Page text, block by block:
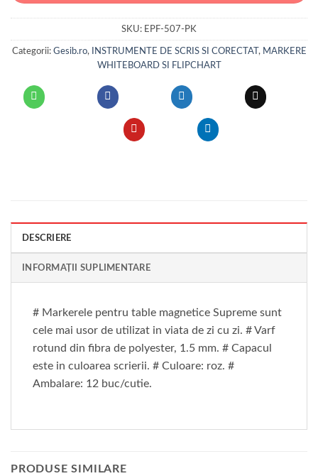
SKU: EPF-507-PK
Categorii: Gesib.ro, INSTRUMENTE DE SCRIS SI CORECTAT , MARKERE
WHITEBOARD SI FLIPCHART
DESCRIERE
INFORMAȚII SUPLIMENTARE
# Markerele pentru table magnetice Supreme sunt
cele mai usor de utilizat in viata de zi cu zi. # Varf
rotund din fibra de polyester, 1.5 mm. # Capacul
este in culoarea scrierii. # Culoare: roz. #
Ambalare: 12 buc/cutie.
PRODUSE SIMILARE